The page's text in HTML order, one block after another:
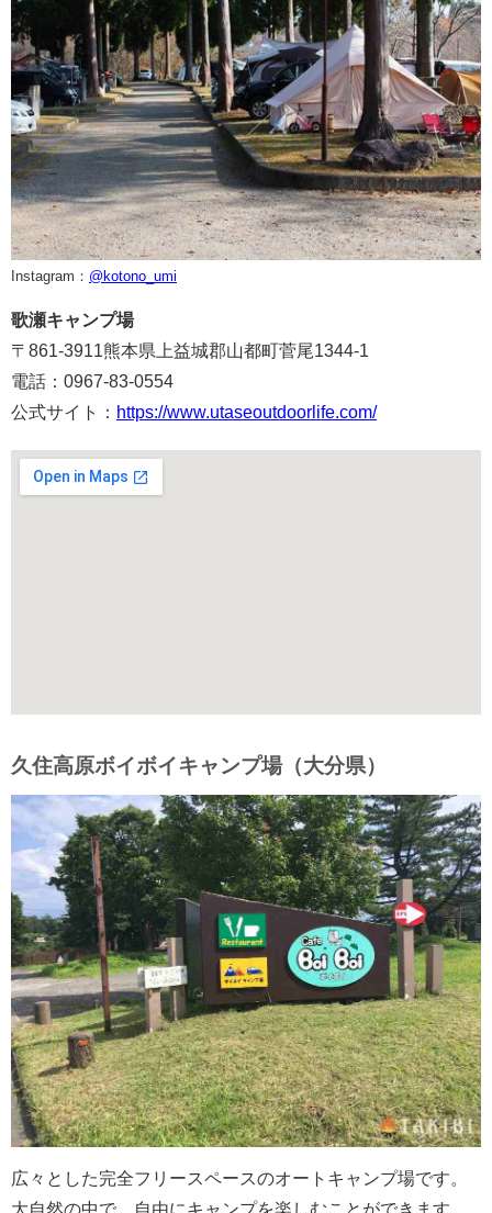
Instagram： @kotono_umi
歌瀬キャンプ場
〒861-3911熊本県上益城郡山都町菅尾1344-1
電話：0967-83-0554
公式サイト： https://www.utaseoutdoorlife.com/
久住高原ボイボイキャンプ場（大分県）
広々とした完全フリースペースのオートキャンプ場です。
大自然の中で、自由にキャンプを楽しむことができます。